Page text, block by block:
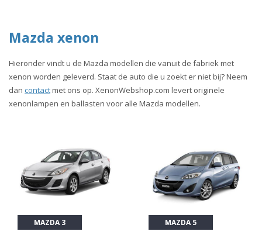
Mazda xenon
Hieronder vindt u de Mazda modellen die vanuit de fabriek met
xenon worden geleverd. Staat de auto die u zoekt er niet bij? Neem
dan contactmet ons op. XenonWebshop.com levert originele
xenonlampen en ballasten voor alle Mazda modellen.
MAZDA 3 MAZDA 5